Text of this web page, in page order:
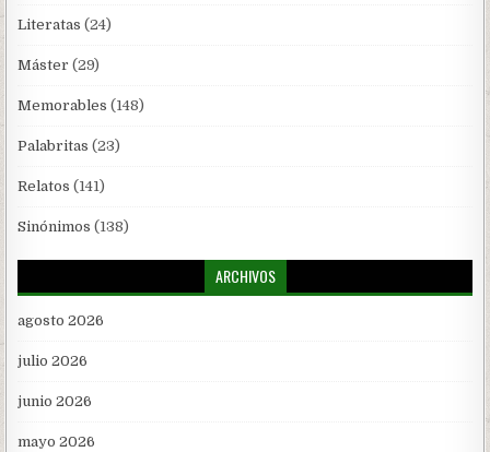
Literatas (24)
Máster (29)
Memorables (148)
Palabritas (23)
Relatos (141)
Sinónimos (138)
ARCHIVOS
agosto 2026
julio 2026
junio 2026
mayo 2026